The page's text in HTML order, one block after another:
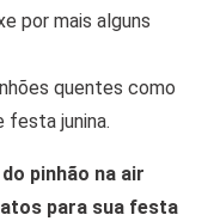
por mais alguns
quentes como
junina.
pinhão na air
para sua festa